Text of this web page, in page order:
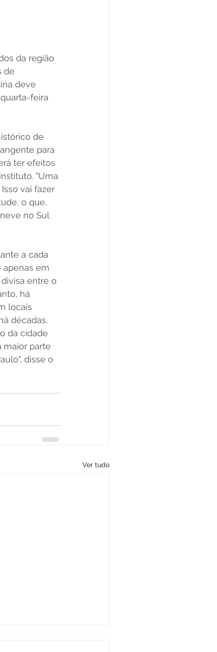
da região
de
deve
feira
de
para
ter efeitos
"Uma
vai fazer
o que,
no Sul
a cada
apenas em
entre o
há
locais
décadas.
da cidade
maior parte
disse o
Ver tudo